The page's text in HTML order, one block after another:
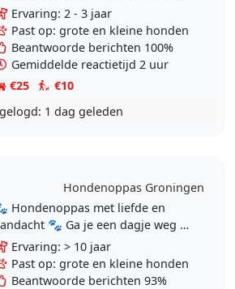
en werk graag met dieren.
vind het heerlijk om buiten te
en ben iemand die..
Ervaring: 2 - 3 jaar
Past op: grote en kleine honden
Beantwoorde berichten 100%
Gemiddelde reactietijd 2 uur
€25
€10
1 dag geleden
Hondenoppas Groningen
Hondenoppas met liefde en
🐾 Ga je een dagje weg of
vakantie en zoek je een fijne
voor je hond? Bij mij thuis is
hond..
Ervaring: > 10 jaar
Past op: grote en kleine honden
Beantwoorde berichten 93%